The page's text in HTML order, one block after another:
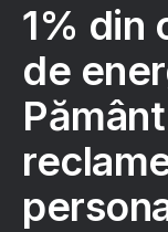
1% din
de